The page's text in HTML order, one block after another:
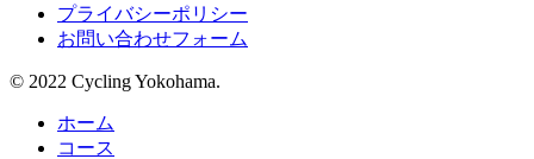
プライバシーポリシー
お問い合わせフォーム
© 2022 Cycling Yokohama.
ホーム
コース